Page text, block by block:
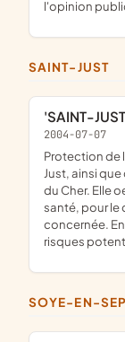
l'opinion
SAINT-JUST
'SAINT-
2004-07-07
protection de l'environnement de la commune de Saint-
Just, ainsi
du Cher. Elle
santé, pour le
concernée.
risques
SOYE-EN-